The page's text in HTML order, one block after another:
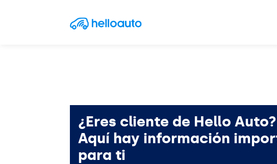
Saltar al contenido
Navegación principal
¿Eres cliente de Hello Auto?
Aquí hay información
para ti